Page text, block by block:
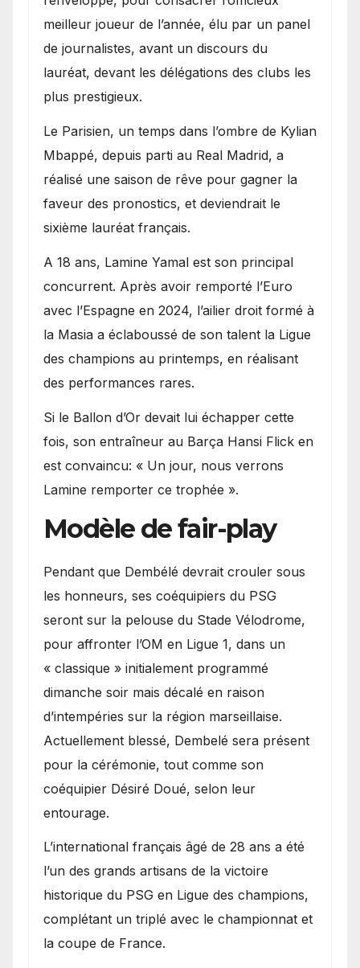
meilleur joueur de l’année, élu par un panel
de journalistes, avant un discours du
lauréat, devant les délégations des clubs les
plus prestigieux.
Le Parisien, un temps dans l’ombre de Kylian
Mbappé, depuis parti au Real Madrid, a
réalisé une saison de rêve pour gagner la
faveur des pronostics, et deviendrait le
sixième lauréat français.
A 18 ans, Lamine Yamal est son principal
concurrent. Après avoir remporté l’Euro
avec l’Espagne en 2024, l’ailier droit formé à
la Masia a éclaboussé de son talent la Ligue
des champions au printemps, en réalisant
des performances rares.
Si le Ballon d’Or devait lui échapper cette
fois, son entraîneur au Barça Hansi Flick en
est convaincu: « Un jour, nous verrons
Lamine remporter ce trophée ».
Modèle de fair-play
Pendant que Dembélé devrait crouler sous
les honneurs, ses coéquipiers du PSG
seront sur la pelouse du Stade Vélodrome,
pour affronter l’OM en Ligue 1, dans un
« classique » initialement programmé
dimanche soir mais décalé en raison
d’intempéries sur la région marseillaise.
Actuellement blessé, Dembelé sera présent
pour la cérémonie, tout comme son
coéquipier Désiré Doué, selon leur
entourage.
L’international français âgé de 28 ans a été
l’un des grands artisans de la victoire
historique du PSG en Ligue des champions,
complétant un triplé avec le championnat et
la coupe de France.